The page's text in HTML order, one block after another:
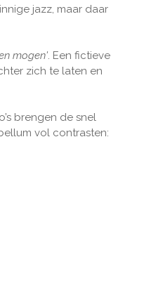
jazz, maar daar
mogen'. Een fictieve
zich te laten en
brengen de snel
vol contrasten: